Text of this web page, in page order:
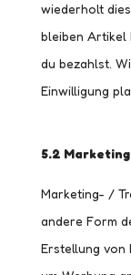
wiederholt
bleiben Artikel
du bezahlst.
Einwilligung
5.2
Marketing- /
andere Form
Erstellung